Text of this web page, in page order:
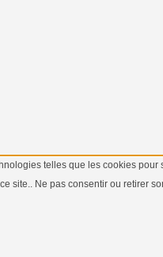
telles que les cookies
site.. Ne pas consentir ou retirer